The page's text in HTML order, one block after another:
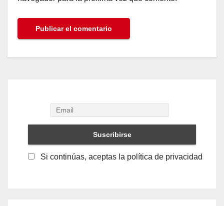
Si continúas, aceptas la política de privacidad